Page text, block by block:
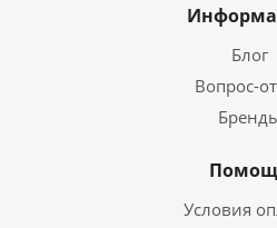
Блог
Вопрос-
Условия